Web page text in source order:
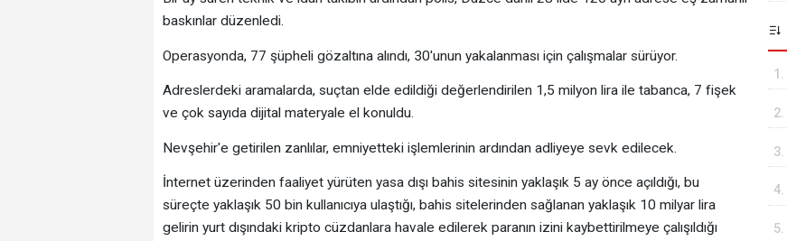
baskınlar düzenledi.
Operasyonda, 77 şüpheli gözaltına alındı, 30'unun yakalanması için çalışmalar sürüyor.
Adreslerdeki aramalarda, suçtan elde edildiği değerlendirilen 1,5 milyon lira ile tabanca, 7 fişek
ve çok sayıda dijital materyale el konuldu.
Nevşehir'e getirilen zanlılar, emniyetteki işlemlerinin ardından adliyeye sevk edilecek.
İnternet üzerinden faaliyet yürüten yasa dışı bahis sitesinin yaklaşık 5 ay önce açıldığı, bu
süreçte yaklaşık 50 bin kullanıcıya ulaştığı, bahis sitelerinden sağlanan yaklaşık 10 milyar lira
gelirin yurt dışındaki kripto cüzdanlara havale edilerek paranın izini kaybettirilmeye çalışıldığı
1.
2.
3.
4.
5.